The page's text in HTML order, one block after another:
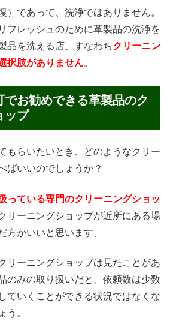
）であって、洗浄ではありません。
フレッシュのために革製品の洗浄を
品を洗える店、すなわちクリーニン
択肢がありません。
でお勧めできる革製品のク
ップ
もらいたいとき、どのようなクリー
ばいいのでしょうか？
っている専門のクリーニングショッ
リーニングショップが近所にある場
方がいいと思います。
リーニングショップは見たことがあ
のみの取り扱いだと、依頼数は少数
ていくことができる状況ではなくな
う。